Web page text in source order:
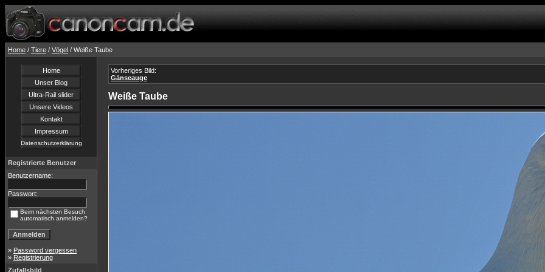
Home / Tiere / Vögel / Weiße Taube
Home
Unser Blog
Ultra-Rail slider
Unsere Videos
Kontakt
Impressum
Datenschutzerklärung
Registrierte Benutzer
Benutzername:
Passwort:
Beim nächsten Besuch
automatisch anmelden?
» Password vergessen
» Registrierung
Zufallsbild
Vorheriges Bild:
Gänseauge
Weiße Taube